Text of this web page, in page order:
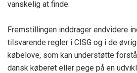
vanskelig at finde.
Fremstillingen inddrager endvidere
tilsvarende regler i CISG og i de
købelove, som kan understøtte
dansk køberet eller pege på en